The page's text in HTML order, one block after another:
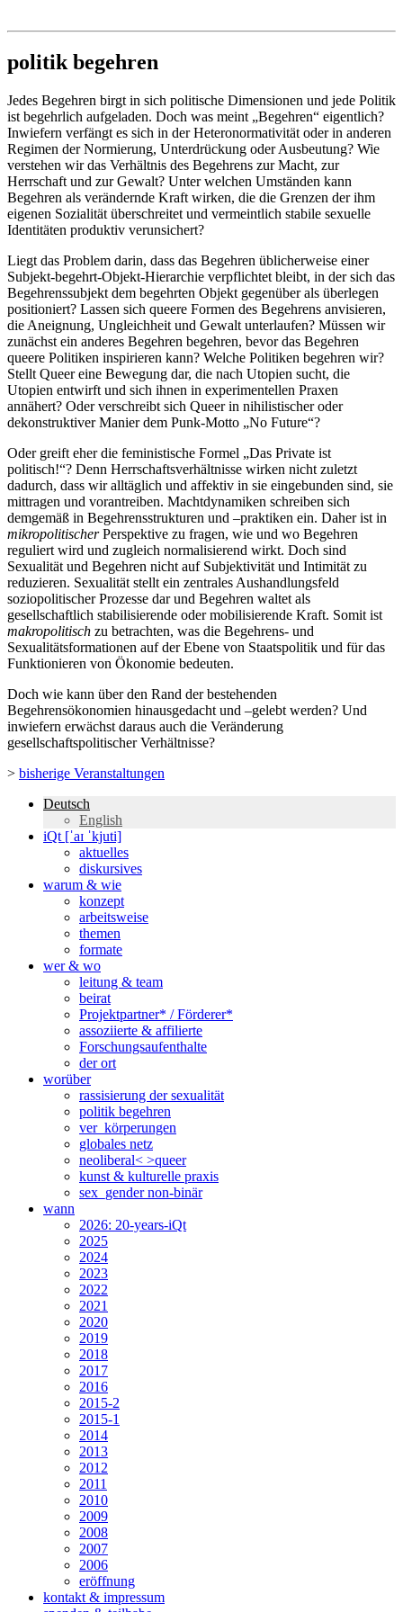
queer-institut
Institut für queer theory
politik begehren
Jedes Begehren birgt in sich politische Dimensionen und jede Politik
ist begehrlich aufgeladen. Doch was meint „Begehren“ eigentlich?
Inwiefern verfängt es sich in der Heteronormativität oder in anderen
Regimen der Normierung, Unterdrückung oder Ausbeutung? Wie
verstehen wir das Verhältnis des Begehrens zur Macht, zur
Herrschaft und zur Gewalt? Unter welchen Umständen kann
Begehren als verändernde Kraft wirken, die die Grenzen der ihm
eigenen Sozialität überschreitet und vermeintlich stabile sexuelle
Identitäten produktiv verunsichert?
Liegt das Problem darin, dass das Begehren üblicherweise einer
Subjekt-begehrt-Objekt-Hierarchie verpflichtet bleibt, in der sich das
Begehrenssubjekt dem begehrten Objekt gegenüber als überlegen
positioniert? Lassen sich queere Formen des Begehrens anvisieren,
die Aneignung, Ungleichheit und Gewalt unterlaufen? Müssen wir
zunächst ein anderes Begehren begehren, bevor das Begehren
queere Politiken inspirieren kann? Welche Politiken begehren wir?
Stellt Queer eine Bewegung dar, die nach Utopien sucht, die
Utopien entwirft und sich ihnen in experimentellen Praxen
annähert? Oder verschreibt sich Queer in nihilistischer oder
dekonstruktiver Manier dem Punk-Motto „No Future“?
Oder greift eher die feministische Formel „Das Private ist
politisch!“? Denn Herrschaftsverhältnisse wirken nicht zuletzt
dadurch, dass wir alltäglich und affektiv in sie eingebunden sind, sie
mittragen und vorantreiben. Machtdynamiken schreiben sich
demgemäß in Begehrensstrukturen und –praktiken ein. Daher ist in
mikropolitischerPerspektive zu fragen, wie und wo Begehren
reguliert wird und zugleich normalisierend wirkt. Doch sind
Sexualität und Begehren nicht auf Subjektivität und Intimität zu
reduzieren. Sexualität stellt ein zentrales Aushandlungsfeld
soziopolitischer Prozesse dar und Begehren waltet als
gesellschaftlich stabilisierende oder mobilisierende Kraft. Somit ist
makropolitisch zu betrachten, was die Begehrens- und
Sexualitätsformationen auf der Ebene von Staatspolitik und für das
Funktionieren von Ökonomie bedeuten.
Doch wie kann über den Rand der bestehenden
Begehrensökonomien hinausgedacht und –gelebt werden? Und
inwiefern erwächst daraus auch die Veränderung
gesellschaftspolitischer Verhältnisse?
> bisherige Veranstaltungen
Deutsch
English
iQt [ˈaɪ ˈkjuti]
aktuelles
diskursives
warum & wie
konzept
arbeitsweise
themen
formate
wer & wo
leitung & team
beirat
Projektpartner* / Förderer*
assoziierte & affilierte
Forschungsaufenthalte
der ort
worüber
rassisierung der sexualität
politik begehren
ver_körperungen
globales netz
neoliberal< >queer
kunst & kulturelle praxis
sex_gender non-binär
wann
2026: 20-years-iQt
2025
2024
2023
2022
2021
2020
2019
2018
2017
2016
2015-2
2015-1
2014
2013
2012
2011
2010
2009
2008
2007
2006
eröffnung
kontakt & impressum